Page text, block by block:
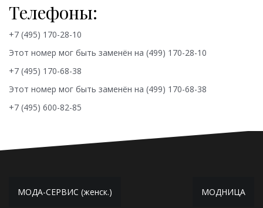
Телефоны:
+7 (495) 170-28-10
Этот номер мог быть заменён на (499) 170-28-10
+7 (495) 170-68-38
Этот номер мог быть заменён на (499) 170-68-38
+7 (495) 600-82-85
Навигация
МОДА-СЕРВИС (женск.) МОДНИЦА